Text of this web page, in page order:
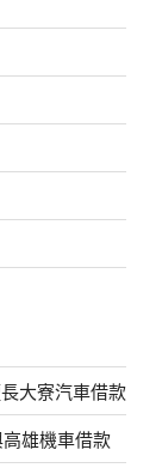
大寮汽車借款
雄機車借款